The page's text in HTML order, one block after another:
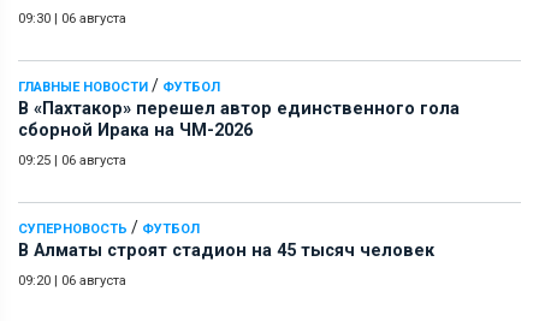
09:30 | 06 августа
ГЛАВНЫЕ НОВОСТИ / ФУТБОЛ
В «Пахтакор» перешел автор единственного гола
сборной Ирака на ЧМ-2026
09:25 | 06 августа
СУПЕРНОВОСТЬ / ФУТБОЛ
В Алматы строят стадион на 45 тысяч человек
09:20 | 06 августа